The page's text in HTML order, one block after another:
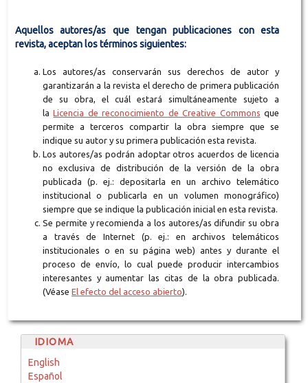
Aquellos autores/as que tengan publicaciones con esta
revista, aceptan los términos siguientes:
Los autores/as conservarán sus derechos de autor y
garantizarán a la revista el derecho de primera publicación
de su obra, el cuál estará simultáneamente sujeto a
laLicencia de reconocimiento de Creative Commons que
permite a terceros compartir la obra siempre que se
indique su autor y su primera publicación esta revista.
Los autores/as podrán adoptar otros acuerdos de licencia
no exclusiva de distribución de la versión de la obra
publicada (p. ej.: depositarla en un archivo telemático
institucional o publicarla en un volumen monográfico)
siempre que se indique la publicación inicial en esta revista.
Se permite y recomienda a los autores/as difundir su obra
a través de Internet (p. ej.: en archivos telemáticos
institucionales o en su página web) antes y durante el
proceso de envío, lo cual puede producir intercambios
interesantes y aumentar las citas de la obra publicada.
(Véase El efecto del acceso abierto).
IDIOMA
English
Español